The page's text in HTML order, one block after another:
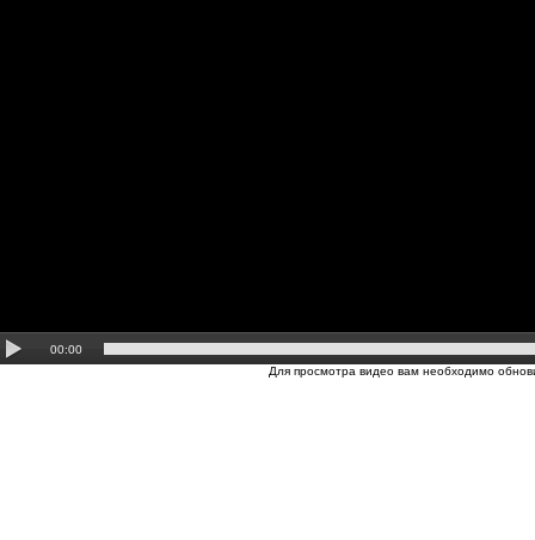
00:00
Для просмотра видео вам необходимо